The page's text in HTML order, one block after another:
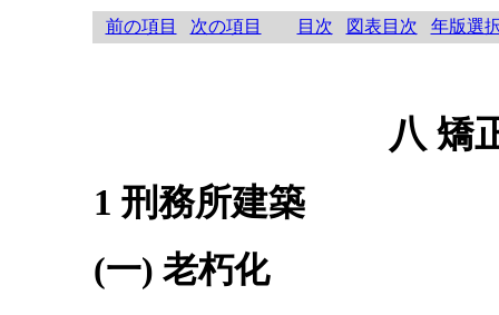
前の項目 次の項目 目次 図表目次 年版選
八 矯
1 刑務所建築
(一) 老朽化